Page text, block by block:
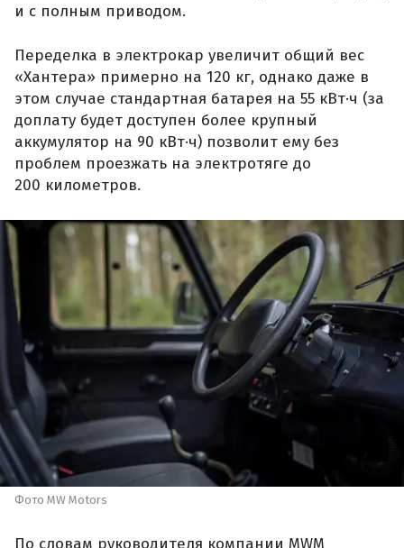
и с полным приводом.
Переделка в электрокар увеличит общий вес
«Хантера» примерно на 120 кг, однако даже в
этом случае стандартная батарея на 55 кВт·ч (за
доплату будет доступен более крупный
аккумулятор на 90 кВт·ч) позволит ему без
проблем проезжать на электротяге до
200 километров.
Фото MW Motors
По словам руководителя компании MWM